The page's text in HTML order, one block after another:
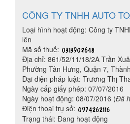
CÔNG TY TNHH AUTO
Loại hình hoạt động: Công ty
lên
Mã số thuế:
Địa chỉ: 861/52/11/18/2A Trần
Phường Tân Hưng, Quận 7,
Đại diện pháp luật: Trương Thị
Ngày cấp giấy phép: 07/07/2016
Ngày hoạt động: 08/07/2016 (Đã
Điện thoại trụ sở:
Trạng thái: Đang hoạt động